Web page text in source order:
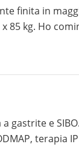
finita in
85 kg. Ho
condizioni?
terapia